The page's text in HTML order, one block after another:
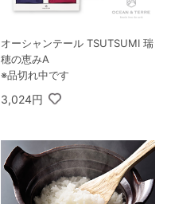
オーシャンテール TSUTSUMI 瑞
穂の恵みA
※品切れ中です
3,024円